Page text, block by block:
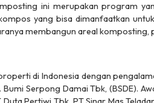
ini merupakan program
yang bisa dimanfaatkan
membangun areal komposting,
di Indonesia dengan
Serpong Damai Tbk, (BSDE).